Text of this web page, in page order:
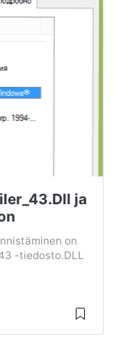
ja
on
-tiedosto.DLL